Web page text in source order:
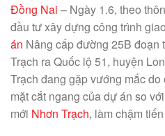
Đồng Nai – Ngày 1.6, theo
đầu tư xây dựng công trình
án Nâng cấp đường 25B đoạn
Trạch ra Quốc lộ 51, huyện
Trạch đang gặp vướng mắc
mặt cắt ngang của dự án so
mới Nhơn Trạch, làm chậm